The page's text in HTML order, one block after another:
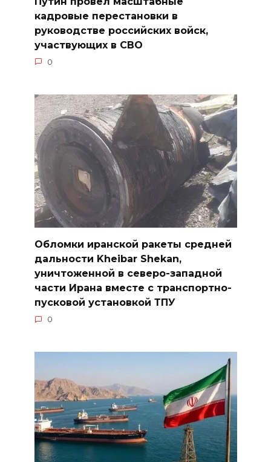
кадровые перестановки в
руководстве российских войск,
участвующих в СВО
0
Обломки иранской ракеты средней
дальности Kheibar Shekan,
уничтоженной в северо-западной
части Ирана вместе с транспортно-
пусковой установкой ТПУ
0